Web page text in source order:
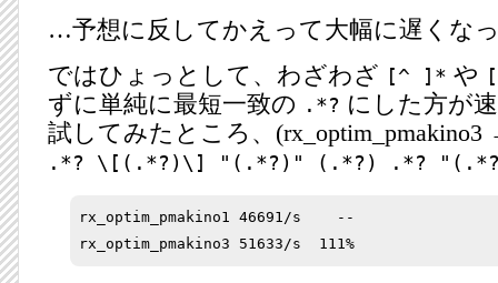
…予想に反してかえって大幅に遅くな
ではひょっとして、わざわざ [^ ]* や
ずに単純に最短一致の .*? にした方が
試してみたところ、
.*? \[(.*?)\] "(.*?)" (.*?) .*?
rx_optim_pmakino1 46691/s    --